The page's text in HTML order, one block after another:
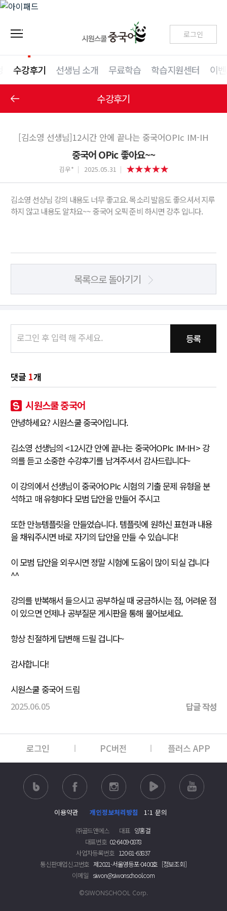
로그인
수강후기 선생님 소개 무료학습 학습지원센터 이
수강후기
[김소영 선생님]12시간 안에 끝나는 중국어OPIc IM-IH
중국어 OPic 좋아요~~
김우* 2025.05.31
김소영 선샹님 강의 내용도 너무 좋고요. 목소리 발음도 좋으셔서 지루
하지 않고 내용도 알차요~~ 중국어 오픽 준비 하시면 강추 입니다.
목록으로 돌아기기
등록
댓글 1개
시원스쿨 중국어
안녕하세요? 시원스쿨 중국어입니다.
김소영 선생님의 <12시간 안에 끝나는 중국어OPIc IM-IH> 강
의를 듣고 소중한 수강후기를 남겨주셔서 감사드립니다~
이 강의에서 선생님이 중국어OPIc 시험의 기출 문제 유형을 분
석하고 매 유형마다 모범 답안을 만들어 주시고
또한 만능템플릿을 만들었습니다. 템플릿에 원하신 표현과 내용
을 채워주시면 바로 자기의 답안을 만들 수 있습니다!
이 모범 답안을 외우시면 정말 시험에 도움이 많이 되실 겁니다
^^
강의를 반복해서 들으시고 공부하실 때 궁금하시는 점, 어려운 점
이 있으면 언제나 공부질문 게시판을 통해 물어보세요.
항상 친절하게 답변해 드릴 겁니다~
감사합니다!
시원스쿨 중국어 드림
2025.06.05
답글 작성
로그인 PC버전 플러스 APP
이용약관 개인정보처리방침
1:1 문의
㈜골드앤에스
대표 양홍걸
대표번호 02-6409-0878
사업자등록번호 120-81-63837
통신판매업신고번호 제2021-서울영등포-0400호 [정보조회]
이메일 siwon@siwonschool.com
©SIWONSCHOOL Corp.